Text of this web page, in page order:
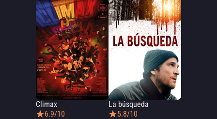
Climax
6.9/10
La búsqueda
5.8/10